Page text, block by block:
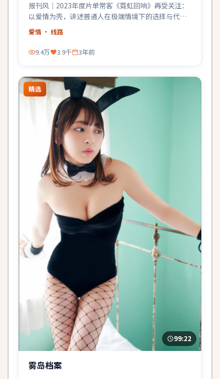
报刊风｜2023年度片单常客《霓虹回响》再受关注：
以爱情为壳，讲述普通人在极端情境下的选择与代
价。
爱情 · 线路
9.4万 3.9千 3年前
精选
99:22
雾岛档案